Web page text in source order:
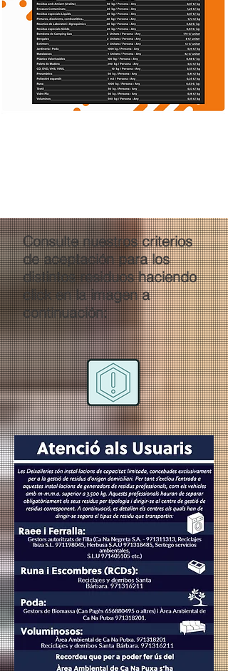
Consulte nuestros criterios
de aceptación para los
distintos residuos haciendo
click en la imagen a
continuación: